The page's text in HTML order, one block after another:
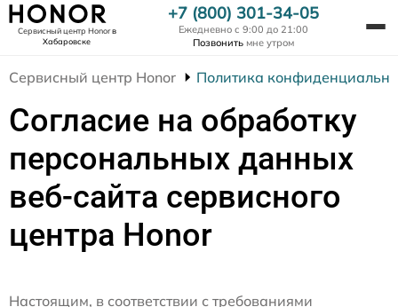
Сервисный центр Honorв
Хабаровске
+7 (800) 301-34-05
Ежедневно с 9:00 до 21:00
Позвонить мне утром
Сервисный центр Honor Политика
Согласие на обработку
персональных данных
веб-сайта сервисного
центра Honor
Настоящим, в соответствии с требованиями